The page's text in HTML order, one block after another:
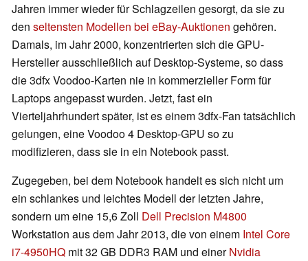
Jahren immer wieder für Schlagzeilen gesorgt, da sie zu
den seltensten Modellen bei eBay-Auktionen gehören.
Damals, im Jahr 2000, konzentrierten sich die GPU-
Hersteller ausschließlich auf Desktop-Systeme, so dass
die 3dfx Voodoo-Karten nie in kommerzieller Form für
Laptops angepasst wurden. Jetzt, fast ein
Vierteljahrhundert später, ist es einem 3dfx-Fan tatsächlich
gelungen, eine Voodoo 4 Desktop-GPU so zu
modifizieren, dass sie in ein Notebook passt.
Zugegeben, bei dem Notebook handelt es sich nicht um
ein schlankes und leichtes Modell der letzten Jahre,
sondern um eine 15,6 Zoll Dell Precision M4800
Workstation aus dem Jahr 2013, die von einem Intel Core
i7-4950HQ mit 32 GB DDR3 RAM und einerNvidia